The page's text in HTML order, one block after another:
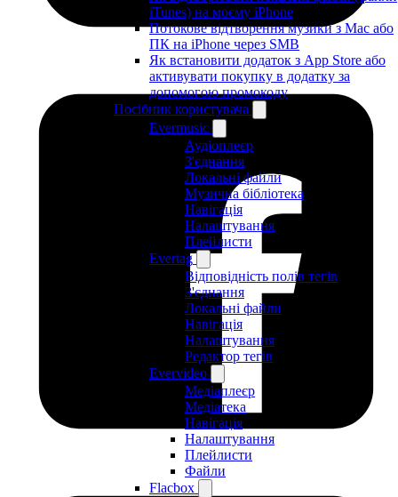
iTunes) на моєму iPhone
Потокове відтворення музики з Mac або
ПК на iPhone через SMB
Як встановити додаток з App Store або
активувати покупку в додатку за
допомогою промокоду
Посібник користувача
Evermusic
Аудіоплеєр
З'єднання
Локальні файли
Музична бібліотека
Навігація
Налаштування
Плейлисти
Evertag
Відповідність полів тегів
З'єднання
Локальні файли
Навігація
Налаштування
Редактор тегів
Evervideo
Медіаплеєр
Медіатека
Навігація
Налаштування
Плейлисти
Файли
Flacbox